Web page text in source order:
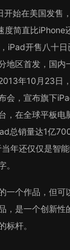
始在美国发售
度简直比iPhone
iPad开售八十日
地区首发，国内
年10月23日
会，宣布旗下
，在全球平板电
总销量达1亿
年还仅仅是智
。
一个作品，但可
，是一个创新性
标杆。